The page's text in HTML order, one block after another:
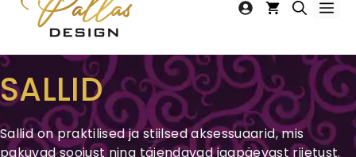
SALLID
Sallid on praktilised ja stiilsed aksessuaarid, mis
pakuvad soojust ning täiendavad igapäevast riietust.